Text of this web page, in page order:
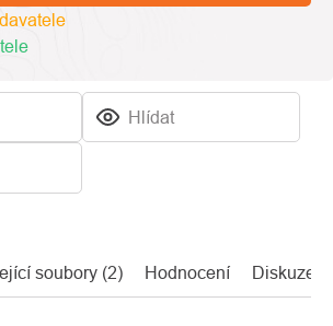
Hlídat
soubory (2) Hodnocení Diskuze